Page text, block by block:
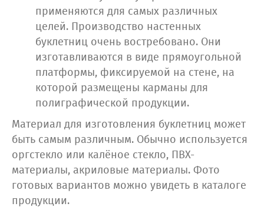
применяются для самых различных
целей. Производство настенных
буклетниц очень востребовано. Они
изготавливаются в виде прямоугольной
платформы, фиксируемой на стене, на
которой размещены карманы для
полиграфической продукции.
Материал для изготовления буклетниц может
быть самым различным. Обычно используется
оргстекло или калёное стекло, ПВХ-
материалы, акриловые материалы. Фото
готовых вариантов можно увидеть в каталоге
продукции.